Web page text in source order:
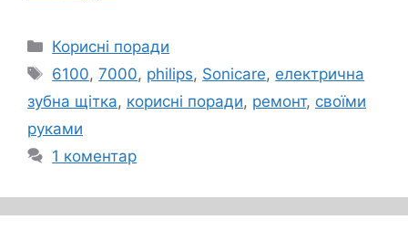
Категорії
Корисні поради
Позначки
6100,7000, philips, Sonicare, електрична
зубна щітка, корисні поради, ремонт, своїми
руками
1 коментар